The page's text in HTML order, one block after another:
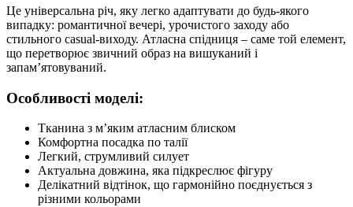
Це універсальна річ, яку легко адаптувати до будь-якого
випадку: романтичної вечері, урочистого заходу або
стильного casual-виходу. Атласна спідниця – саме той елемент,
що перетворює звичний образ на вишуканий і
запам’ятовуваний.
Особливості моделі:
Тканина з м’яким атласним блиском
Комфортна посадка по талії
Легкий, струмливий силует
Актуальна довжина, яка підкреслює фігуру
Делікатний відтінок, що гармонійно поєднується з
різними кольорами